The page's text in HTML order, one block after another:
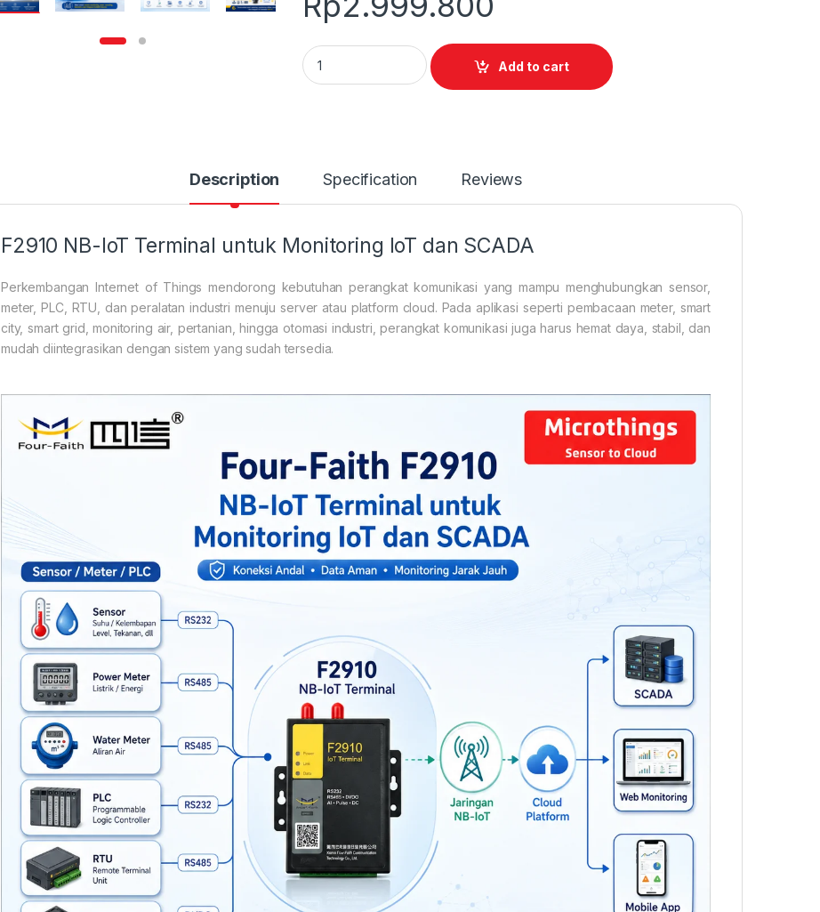
F2910 NB-IoT Terminal quantity
Add to cart
Description Specification Reviews
F2910 NB-IoT Terminal untuk Monitoring IoT dan SCADA
Perkembangan Internet of Things mendorong kebutuhan perangkat komunikasi yang mampu menghubungkan sensor,
meter, PLC, RTU, dan peralatan industri menuju server atau platform cloud. Pada aplikasi seperti pembacaan meter, smart
city, smart grid, monitoring air, pertanian, hingga otomasi industri, perangkat komunikasi juga harus hemat daya, stabil, dan
mudah diintegrasikan dengan sistem yang sudah tersedia.